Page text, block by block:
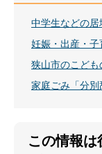
中学生などの
妊娠・出産・
狭山市のこども
家庭ごみ「分別
この情報は